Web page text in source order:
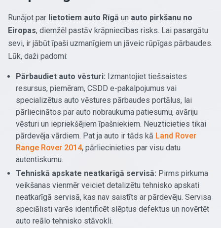
Runājot par lietotiem auto Rīgā un auto pirkšanu no
Eiropas, diemžēl pastāv krāpniecības risks. Lai pasargātu
sevi, ir jābūt īpaši uzmanīgiem un jāveic rūpīgas pārbaudes.
Lūk, daži padomi:
Pārbaudiet auto vēsturi: Izmantojiet tiešsaistes
resursus, piemēram, CSDD e-pakalpojumus vai
specializētus auto vēstures pārbaudes portālus, lai
pārliecinātos par auto nobraukuma patiesumu, avāriju
vēsturi un iepriekšējiem īpašniekiem. Neuzticieties tikai
pārdevēja vārdiem. Pat ja auto ir tāds kā Land Rover
Range Rover 2014, pārliecinieties par visu datu
autentiskumu.
Tehniskā apskate neatkarīgā servisā: Pirms pirkuma
veikšanas vienmēr veiciet detalizētu tehnisko apskati
neatkarīgā servisā, kas nav saistīts ar pārdevēju. Servisa
speciālisti varēs identificēt slēptus defektus un novērtēt
auto reālo tehnisko stāvokli.